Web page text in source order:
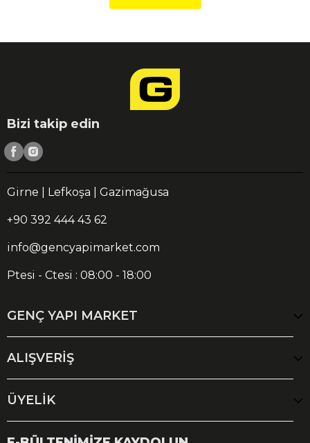
Bizi takip edin
Girne | Lefkoşa | Gazimağusa
+90 392 444 43 62
info@gencyapimarket.com
Ptesi - Ctesi : 08:00 - 18:00
GENÇ YAPI MARKET
ALIŞVERİŞ
ÜYELİK